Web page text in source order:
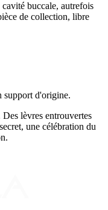
buccale, autrefois
de collection, libre
support d'origine.
lèvres entrouvertes
une célébration du